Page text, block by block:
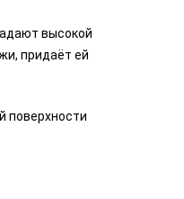
высокой
придаёт ей
поверхности